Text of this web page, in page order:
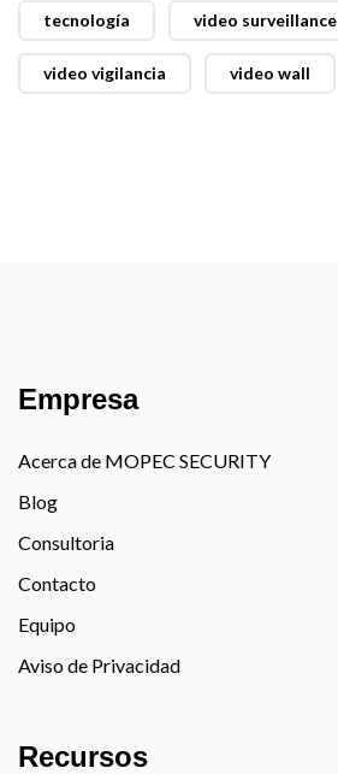
tecnología video surveillance
video vigilancia video wall
Empresa
Acerca de MOPEC SECURITY
Blog
Consultoria
Contacto
Equipo
Aviso de Privacidad
Recursos